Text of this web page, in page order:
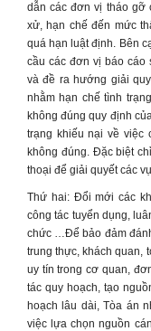
dẫn các đơn vị tháo gỡ
xử, hạn chế đến mức
quá hạn luật định. Bên
cầu các đơn vị báo cáo
và đề ra hướng giải
nhằm hạn chế tình
không đúng quy định
trạng khiếu nại về việc
không đúng. Đặc biệt
thoại để giải quyết các
Thứ hai: Đổi mới các
công tác tuyển dụng,
chức …Để bảo đảm
trung thực, khách quan,
uy tín trong cơ quan,
tác quy hoạch, tạo
hoạch lâu dài, Tòa án
việc lựa chọn nguồn